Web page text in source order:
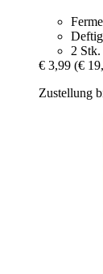
2
€ 3,99 (€
Zustellung